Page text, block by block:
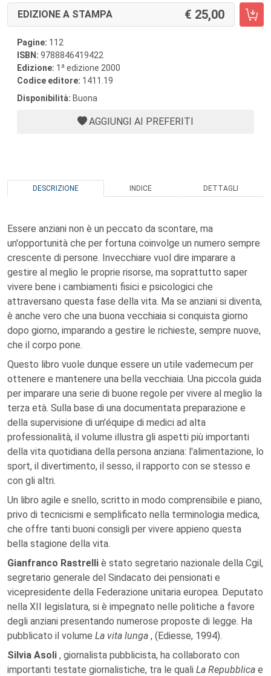
EDIZIONE A STAMPA 25,00
Pagine: 112
ISBN: 9788846419422
Edizione: 1 a edizione 2000
Codice editore: 1411.19
Disponibilità: Buona
AGGIUNGI AI PREFERITI
DESCRIZIONE INDICE DETTAGLI
Essere anziani non è un peccato da scontare, ma
un'opportunità che per fortuna coinvolge un numero sempre
crescente di persone. Invecchiare vuol dire imparare a
gestire al meglio le proprie risorse, ma soprattutto saper
vivere bene i cambiamenti fisici e psicologici che
attraversano questa fase della vita. Ma se anziani si diventa,
è anche vero che una buona vecchiaia si conquista giorno
dopo giorno, imparando a gestire le richieste, sempre nuove,
che il corpo pone.
Questo libro vuole dunque essere un utile vademecum per
ottenere e mantenere una bella vecchiaia. Una piccola guida
per imparare una serie di buone regole per vivere al meglio la
terza età. Sulla base di una documentata preparazione e
della supervisione di un'équipe di medici ad alta
professionalità, il volume illustra gli aspetti più importanti
della vita quotidiana della persona anziana: l'alimentazione, lo
sport, il divertimento, il sesso, il rapporto con se stesso e
con gli altri.
Un libro agile e snello, scritto in modo comprensibile e piano,
privo di tecnicismi e semplificato nella terminologia medica,
che offre tanti buoni consigli per vivere appieno questa
bella stagione della vita.
Gianfranco Rastrelli è stato segretario nazionale della Cgil,
segretario generale del Sindacato dei pensionati e
vicepresidente della Federazione unitaria europea. Deputato
nella XII legislatura, si è impegnato nelle politiche a favore
degli anziani presentando numerose proposte di legge. Ha
pubblicato il volume La vita lunga , (Ediesse, 1994).
Silvia Asoli , giornalista pubblicista, ha collaborato con
importanti testate giornalistiche, tra le quali La Repubblica e